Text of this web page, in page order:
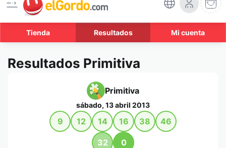
Tienda Resultados Mi cuenta
Resultados Primitiva
Primitiva
sábado, 13 abril 2013
9 12 14 16 38 46
32 0